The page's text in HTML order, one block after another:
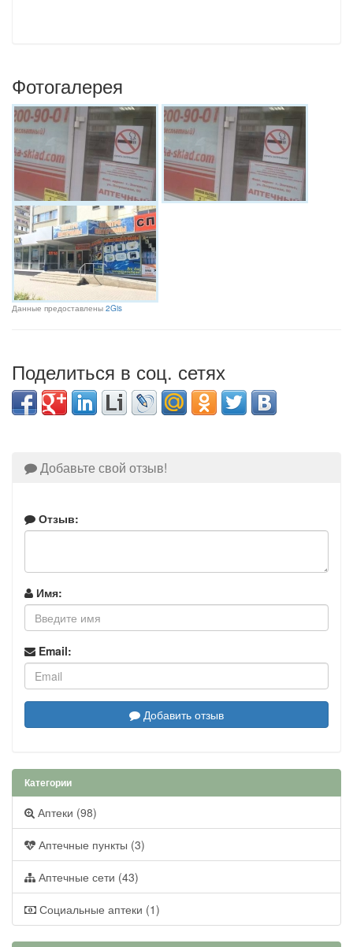
Фотогалерея
Данные предоставлены 2Gis
Поделиться в соц. сетях
Добавьте свой отзыв!
Отзыв:
Имя:
Email:
Добавить отзыв
Категории
Аптеки (98)
Аптечные пункты (3)
Аптечные сети (43)
Социальные аптеки (1)